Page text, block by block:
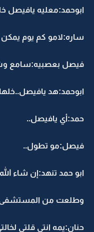
ابوحمد:معليه يافيصل
ساره:لامو كم يوم
فيصل بعصبيه:سامع
ابوحمد:هد يافيصل..خلها
حمد:أي يافيصل..
فيصل:مو تطول..
ابو حمد تنهد:إن شاء
وطلعت من المستشفى
حنان:يمه انتي قلتي